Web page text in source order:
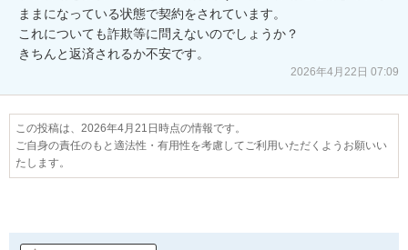
ままになっている状態で契約をされています。
これについても詐欺等に問えないのでしょうか？
2026年4月22日 07:09
この投稿は、2026年4月21日時点の情報です。
ご自身の責任のもと適法性・有用性を考慮してご利用いただくようお願いい
たします。